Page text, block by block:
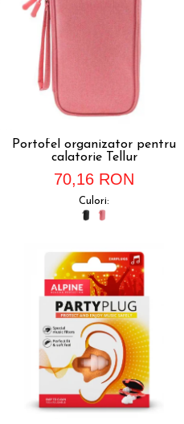
Portofel organizator pentru
calatorie Tellur
70,16 RON
Culori: